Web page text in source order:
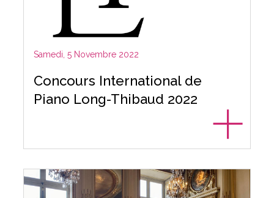
Samedi, 5 Novembre 2022
Concours International de
Piano Long-Thibaud 2022